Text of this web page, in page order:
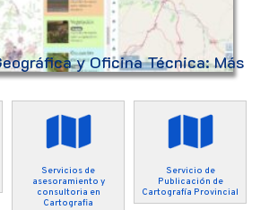
y Oficina Técnica: Más
Servicios de
asesoramiento y
consultoria en
Cartografia
Servicio de
Publicación de
Cartografía Provincial